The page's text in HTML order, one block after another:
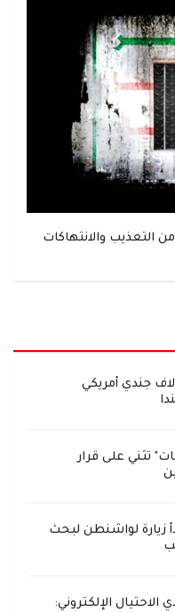
يروي 3 سنوات من التعذيب والانتهاكات
تؤكد: نحو 10 آلاف جندي أمريكي
تثني على قرار
زيارة لواشنطن لبحث
الإلكتروني: